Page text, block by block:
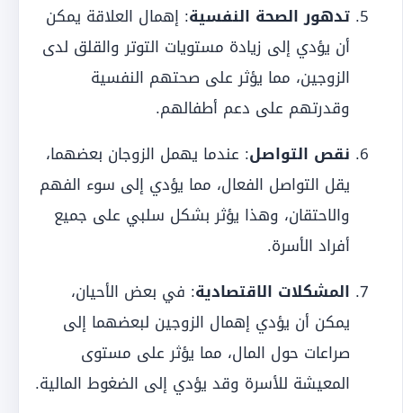
تدهور الصحة النفسية: إهمال العلاقة يمكن
أن يؤدي إلى زيادة مستويات التوتر والقلق لدى
الزوجين، مما يؤثر على صحتهم النفسية
وقدرتهم على دعم أطفالهم.
نقص التواصل: عندما يهمل الزوجان بعضهما،
يقل التواصل الفعال، مما يؤدي إلى سوء الفهم
والاحتقان، وهذا يؤثر بشكل سلبي على جميع
أفراد الأسرة.
المشكلات الاقتصادية: في بعض الأحيان،
يمكن أن يؤدي إهمال الزوجين لبعضهما إلى
صراعات حول المال، مما يؤثر على مستوى
المعيشة للأسرة وقد يؤدي إلى الضغوط المالية.